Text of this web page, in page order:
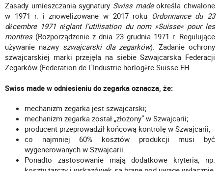
Zasady umieszczania sygnatury Swiss madeokreśla chwalone
w 1971 r. i znowelizowane w 2017 roku Ordonnance du 23
décembre 1971 réglant l’utilisation du nom »Suisse« pour les
montres(Rozporządzenie z dnia 23 grudnia 1971 r. Regulujące
używanie nazwyszwajcarski dla zegarków). Zadanie ochrony
szwajcarskiej marki przejęła na siebie Szwajcarska Federacji
Zegarków (Federation de L'Industrie horlogère Suisse FH.
Swiss made w odniesieniu do zegarka oznacza, że:
mechanizm zegarka jest szwajcarski;
mechanizm zegarka został „złożony” w Szwajcarii;
producent przeprowadził końcową kontrolę w Szwajcarii;
co najmniej 60% kosztów produkcji musi być
wygenerowanych w Szwajcarii.
Ponadto zastosowanie mają dodatkowe kryteria, np.